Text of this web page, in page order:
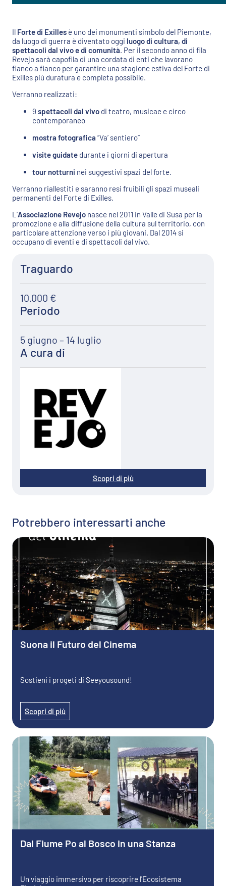
Il Forte di Exilles è uno dei monumenti simbolo del Piemonte,
da luogo di guerra è diventato oggi luogo di cultura, di
spettacoli dal vivo e di comunità. Per il secondo anno di fila
Revejo sarà capofila di una cordata di enti che lavorano
fianco a fianco per garantire una stagione estiva del Forte di
Exilles più duratura e completa possibile.
Verranno realizzati:
9 spettacoli dal vivo di teatro, musicae e circo
contemporaneo
mostra fotografica “Va’ sentiero”
visite guidate durante i giorni di apertura
tour notturni nei suggestivi spazi del forte.
Verranno riallestiti e saranno resi fruibili gli spazi museali
permanenti del Forte di Exilles.
L’Associazione Revejo nasce nel 2011 in Valle di Susa per la
promozione e alla diffusione della cultura sul territorio, con
particolare attenzione verso i più giovani. Dal 2014 si
occupano di eventi e di spettacoli dal vivo.
Traguardo
10.000 €
Periodo
5 giugno – 14 luglio
A cura di
Scopri di più
Potrebbero interessarti anche
Suona il Futuro del Cinema
Sostieni i progeti di Seeyousound!
Scopri di più
Dal Fiume Po al Bosco in una Stanza
Un viaggio immersivo per riscoprire l'Ecosistema